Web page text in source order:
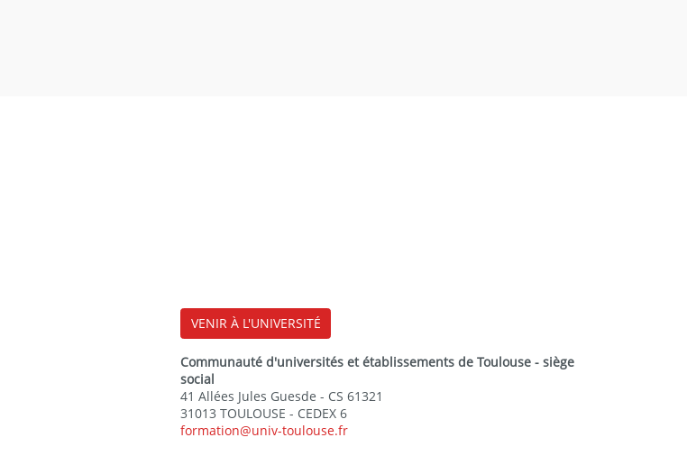
VENIR À L'UNIVERSITÉ
Communauté d'universités et établissements de Toulouse - siège
social
41 Allées Jules Guesde - CS 61321
31013 TOULOUSE - CEDEX 6
formation@univ-toulouse.fr